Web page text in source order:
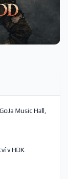
Music Hall,
v HDK